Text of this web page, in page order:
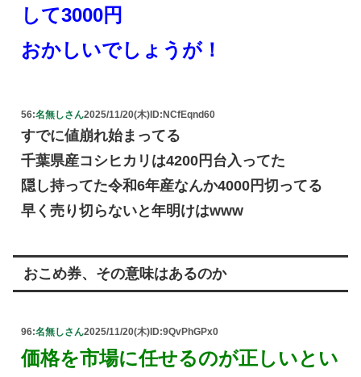
して3000円
おかしいでしょうが！
56:名無しさん2025/11/20(木) ID:NCfEqnd60
すでに値崩れ始まってる
千葉県産コシヒカリは4200円台入ってた
隠し持ってた令和6年産なんか4000円切ってる
早く売り切らないと年明けはwww
おこめ券、その意味はあるのか
96:名無しさん2025/11/20(木) ID:9QvPhGPx0
価格を市場に任せるのが正しいとい